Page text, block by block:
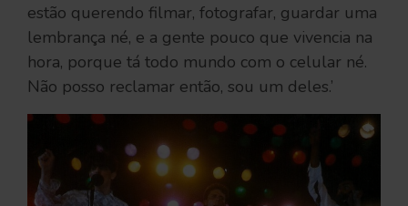
estão querendo filmar, fotografar, guardar uma
lembrança né, e a gente pouco que vivencia na
hora, porque tá todo mundo com o celular né.
Não posso reclamar então, sou um deles.’